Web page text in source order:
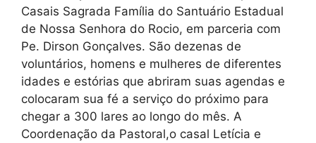
Casais Sagrada Família do Santuário Estadual
de Nossa Senhora do Rocio, em parceria com
Pe. Dirson Gonçalves. São dezenas de
voluntários, homens e mulheres de diferentes
idades e estórias que abriram suas agendas e
colocaram sua fé a serviço do próximo para
chegar a 300 lares ao longo do mês. A
Coordenação da Pastoral,o casal Letícia e